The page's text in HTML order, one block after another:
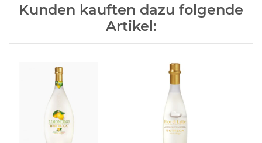
Kunden kauften dazu folgende
Artikel: